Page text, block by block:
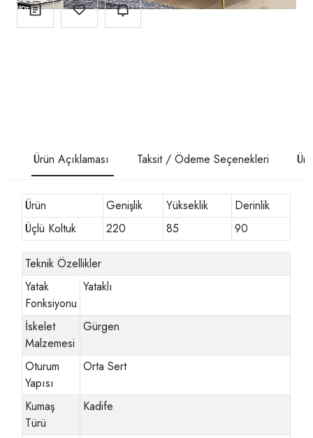
Ürün Açıklaması Taksit / Ödeme Seçenekleri
Ürün Genişlik Yükseklik
Derinlik
Üçlü Koltuk
220 85 90
Teknik Özellikler
Yatak
Fonksiyonu
Yataklı
İskelet
Malzemesi
Gürgen
Oturum
Yapısı
Orta Sert
Kumaş
Türü
Kadife